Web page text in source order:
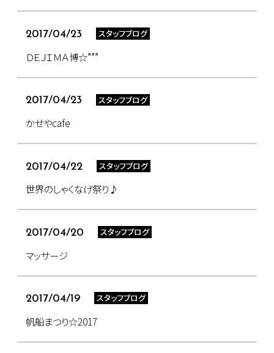
2017/04/23 スタッフブログ
ＤＥＪＩＭＡ博☆”””
2017/04/23 スタッフブログ
かせやcafe
2017/04/22 スタッフブログ
世界のしゃくなげ祭り♪
2017/04/20 スタッフブログ
マッサージ
2017/04/19 スタッフブログ
帆船まつり☆2017